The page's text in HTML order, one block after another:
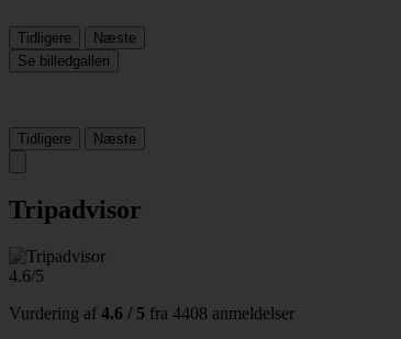
Tidligere
Næste
Se billedgalleri
Tidligere Næste
Tripadvisor
4.6/5
Vurdering af 4.6 / 5 fra 4408 anmeldelser